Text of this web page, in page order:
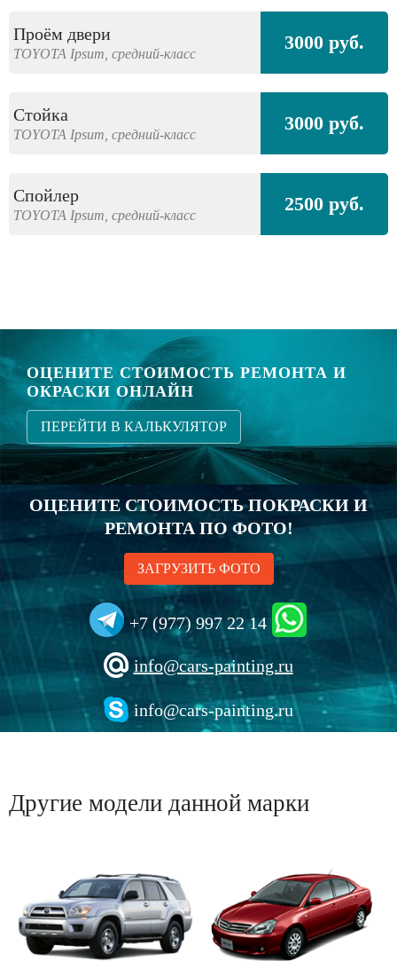
Проём двери
TOYOTA Ipsum, средний-класс 3000 руб.
Стойка
TOYOTA Ipsum, средний-класс 3000 руб.
Спойлер
TOYOTA Ipsum, средний-класс 2500 руб.
ОЦЕНИТЕ СТОИМОСТЬ РЕМОНТА И
ОКРАСКИ ОНЛАЙН
ПЕРЕЙТИ В КАЛЬКУЛЯТОР
ОЦЕНИТЕ СТОИМОСТЬ ПОКРАСКИ И
РЕМОНТА ПО ФОТО!
ЗАГРУЗИТЬ ФОТО
+7 (977) 997 22 14
info@cars-painting.ru
info@cars-painting.ru
Другие модели данной марки